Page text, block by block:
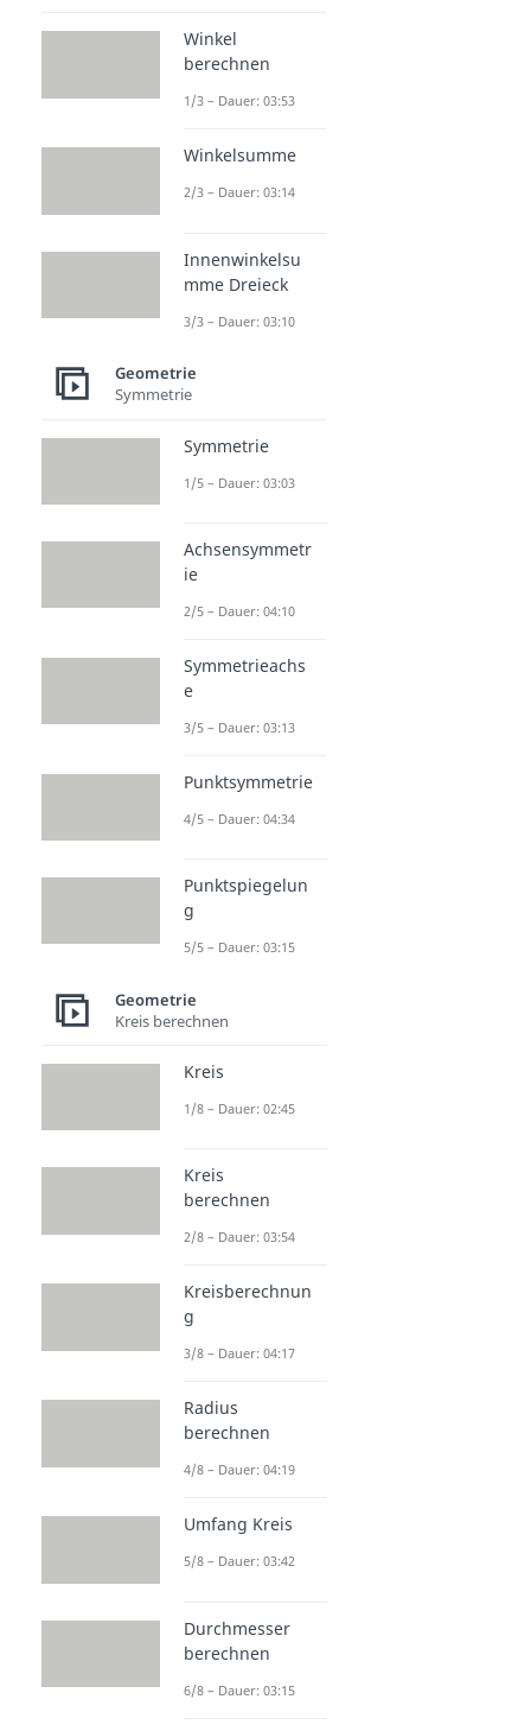
Winkel
berechnen
1/3 – Dauer: 03:53
Winkelsumme
2/3 – Dauer: 03:14
Innenwinkelsu
mme Dreieck
3/3 – Dauer: 03:10
Geometrie
Symmetrie
Symmetrie
1/5 – Dauer: 03:03
Achsensymmetr
ie
2/5 – Dauer: 04:10
Symmetrieachs
e
3/5 – Dauer: 03:13
Punktsymmetrie
4/5 – Dauer: 04:34
Punktspiegelun
g
5/5 – Dauer: 03:15
Geometrie
Kreis berechnen
Kreis
1/8 – Dauer: 02:45
Kreis
berechnen
2/8 – Dauer: 03:54
Kreisberechnun
g
3/8 – Dauer: 04:17
Radius
berechnen
4/8 – Dauer: 04:19
Umfang Kreis
5/8 – Dauer: 03:42
Durchmesser
berechnen
6/8 – Dauer: 03:15